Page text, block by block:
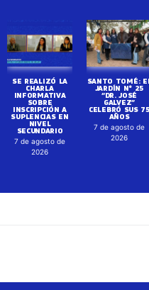
SE REALIZÓ LA
CHARLA
INFORMATIVA
SOBRE
INSCRIPCIÓN A
SUPLENCIAS EN
NIVEL
SECUNDARIO
7 de agosto de
2026
SANTO TOMÉ:
JARDÍN N° 25
“DR. JOSÉ
GALVEZ”
CELEBRÓ SUS 75
AÑOS
7 de agosto de
2026